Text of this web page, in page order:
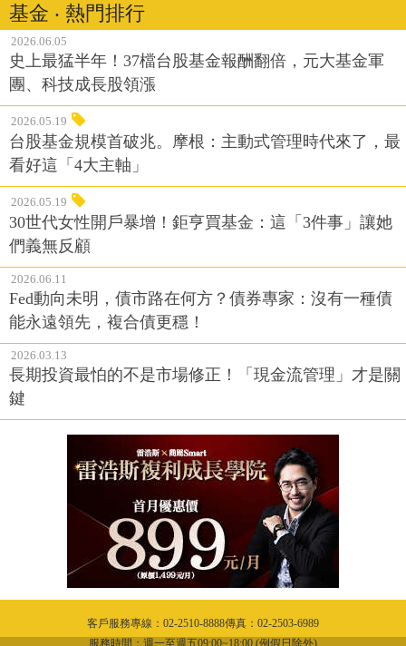
基金 ‧ 熱門排行
2026.06.05
史上最猛半年！37檔台股基金報酬翻倍，元大基金軍
團、科技成長股領漲
2026.05.19
台股基金規模首破兆。摩根：主動式管理時代來了，最
看好這「4大主軸」
2026.05.19
30世代女性開戶暴增！鉅亨買基金：這「3件事」讓她
們義無反顧
2026.06.11
Fed動向未明，債市路在何方？債券專家：沒有一種債
能永遠領先，複合債更穩！
2026.03.13
長期投資最怕的不是市場修正！「現金流管理」才是關
鍵
客戶服務專線：02-2510-8888傳真：02-2503-6989
服務時間：週一至週五09:00~18:00 (例假日除外)